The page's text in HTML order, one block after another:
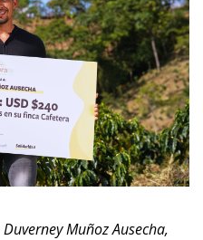
Duverney Muñoz Ausecha,